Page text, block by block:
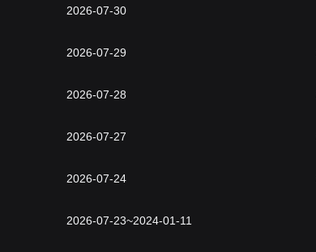
2026-07-30
2026-07-29
2026-07-28
2026-07-27
2026-07-24
2026-07-23~2024-01-11